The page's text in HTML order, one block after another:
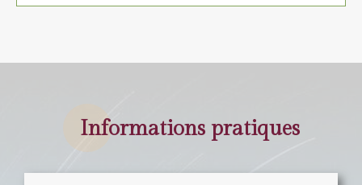
Informations pratiques